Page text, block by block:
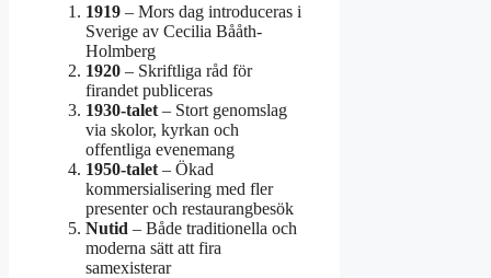
1919 – Mors dag introduceras i
Sverige av Cecilia Bååth-
Holmberg
1920 – Skriftliga råd för
firandet publiceras
1930-talet – Stort genomslag
via skolor, kyrkan och
offentliga evenemang
1950-talet – Ökad
kommersialisering med fler
presenter och restaurangbesök
Nutid – Både traditionella och
moderna sätt att fira
samexisterar